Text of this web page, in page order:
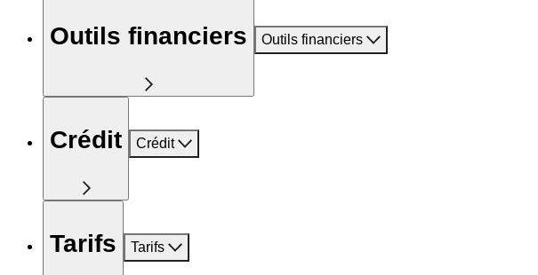
Outils financiers Outils financiers
Crédit Crédit
Tarifs Tarifs